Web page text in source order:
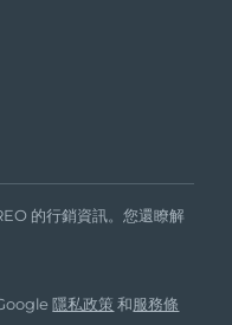
的行銷資訊。您還瞭解
隱私政策 和服務條